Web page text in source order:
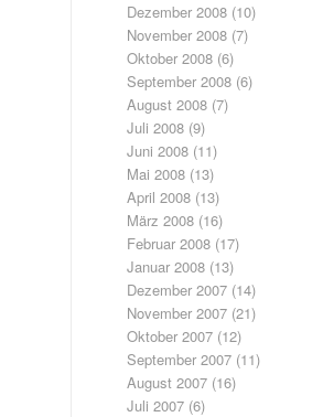
Dezember 2008 (10)
November 2008 (7)
Oktober 2008 (6)
September 2008 (6)
August 2008 (7)
Juli 2008 (9)
Juni 2008 (11)
Mai 2008 (13)
April 2008 (13)
März 2008 (16)
Februar 2008 (17)
Januar 2008 (13)
Dezember 2007 (14)
November 2007 (21)
Oktober 2007 (12)
September 2007 (11)
August 2007 (16)
Juli 2007 (6)